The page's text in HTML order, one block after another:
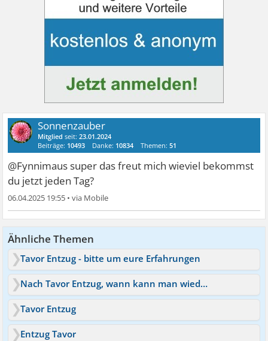
Sonnenzauber
Mitglied seit:23.01.2024
Beiträge: 10493 Danke: 10834 Themen:51
@Fynnimaus super das freut mich wieviel bekommst
du jetzt jeden Tag?
06.04.2025 19:55 •
Ähnliche Themen
Tavor Entzug - bitte um eure Erfahrungen
Nach Tavor Entzug, wann kann man wieder Tavor nehmen?
Tavor Entzug
Entzug Tavor